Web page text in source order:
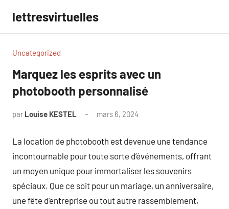
contenu
lettresvirtuelles
Uncategorized
Marquez les esprits avec un
photobooth personnalisé
par Louise KESTEL mars 6, 2024
La location de photobooth est devenue une tendance
incontournable pour toute sorte d’événements, offrant
un moyen unique pour immortaliser les souvenirs
spéciaux. Que ce soit pour un mariage, un anniversaire,
une fête d’entreprise ou tout autre rassemblement,